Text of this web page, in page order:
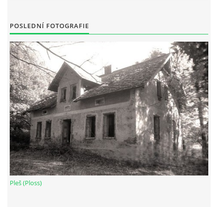
--------------------------------------------------------------
Tento projekt je realizován za finanční podpory
© 2026 eStránky.cz |Aktualizováno: 17. 7. 2026|Nahoru ↑
POSLEDNÍ FOTOGRAFIE
Pleš (Ploss)